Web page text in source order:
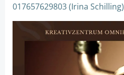
017657629803 (Irina Schilling)